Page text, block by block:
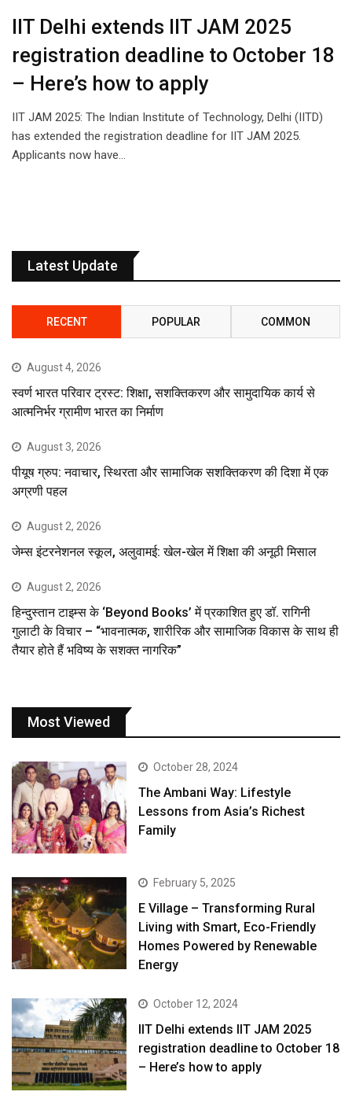
IIT Delhi extends IIT JAM 2025
registration deadline to October 18
– Here’s how to apply
IIT JAM 2025: The Indian Institute of Technology, Delhi (IITD)
has extended the registration deadline for IIT JAM 2025.
Applicants now have…
Latest Update
RECENT POPULAR COMMON
August 4, 2026
स्वर्ण भारत परिवार ट्रस्ट: शिक्षा, सशक्तिकरण और सामुदायिक कार्य से
आत्मनिर्भर ग्रामीण भारत का निर्माण
August 3, 2026
पीयूष ग्रुप: नवाचार, स्थिरता और सामाजिक सशक्तिकरण की दिशा में एक
अग्रणी पहल
August 2, 2026
जेम्स इंटरनेशनल स्कूल, अलुवामई: खेल-खेल में शिक्षा की अनूठी मिसाल
August 2, 2026
हिन्दुस्तान टाइम्स के ‘Beyond Books’ में प्रकाशित हुए डॉ. रागिनी
गुलाटी के विचार – “भावनात्मक, शारीरिक और सामाजिक विकास के साथ ही
तैयार होते हैं भविष्य के सशक्त नागरिक”
Most Viewed
October 28, 2024
The Ambani Way: Lifestyle
Lessons from Asia’s Richest
Family
February 5, 2025
E Village – Transforming Rural
Living with Smart, Eco-Friendly
Homes Powered by Renewable
Energy
October 12, 2024
IIT Delhi extends IIT JAM 2025
registration deadline to October 18
– Here’s how to apply